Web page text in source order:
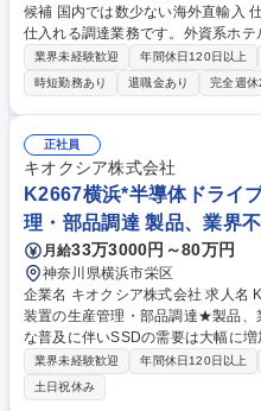
候補 国内では数少ない海外直輸入 仕事の内容 海外から直接コーヒー豆を
仕入れる調達業務です。外資系ホ
の調達を担当、営業部門と連携しな
細】海外のコーヒー生産者や商社と
当します。営業部門からの特殊な
ワークを活用して最適な仕入れ先
お客様の要望に応じた豆の調達を実
やり取りが中心で、基本的にはオフィスワーク
コーヒー生豆の海外調達 管理職候
業界未経験歓迎 年間休日120日以上
時短勤務あり
退職金あり 完全週休
正社員
キオクシア株式会社
K2667横浜*半導体ドライ
理・部品調達 製品、業界
月給33万3000円～80万円
神奈川県横浜市栄区
企業名 キオクシア株式会社 求人名 K2667横浜*半導体ドライブ(SSD)製造
装置の生産管理・部品調達★製品、業界不問 仕事の内容
な普及に伴いSSDの需要は大幅に
支える生産性の高い製造装置をタ
産管理・部品調達計画を担当するスタッフを
との連携や部品のリードタイムの
業界未経験歓迎 年間休日120日以上
土日祝休み